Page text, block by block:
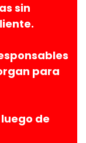
sin
para
de